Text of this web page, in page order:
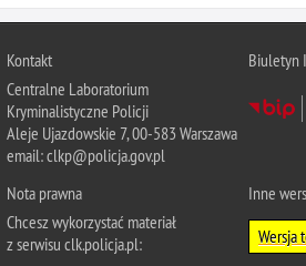
Kontakt
Centralne Laboratorium
Kryminalistyczne Policji
Aleje Ujazdowskie 7, 00-583 Warszawa
email: clkp@policja.gov.pl
Biuletyn
Nota prawna
Chcesz wykorzystać materiał
z serwisu clk.policja.pl:
Inne
Wersja